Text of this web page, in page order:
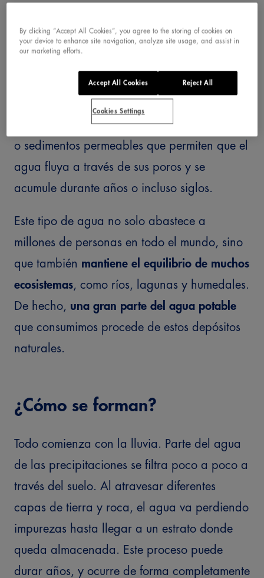
Lasaguas subterráneasson masas de agua
dulce que se almacenan bajo la superficie
terrestre, en formaciones geológicas
acuíferos. Estos acuíferos funcionan
como grandes esponjas naturales: son rocas
o sedimentos permeables que permiten que el
agua fluya a través de sus poros y se
acumule durante años o incluso siglos.
Este tipo de agua no solo abastece a
millones de personas en todo el mundo, sino
que también mantiene el equilibrio de muchos
ecosistemas, como ríos, lagunas y humedales.
De hecho, una gran parte del agua potable
que consumimos procede de estos depósitos
naturales.
¿Cómo se forman?
Todo comienza con la lluvia. Parte del agua
de las precipitaciones se filtra poco a poco a
través del suelo. Al atravesar diferentes
capas de tierra y roca, el agua va perdiendo
impurezas hasta llegar a un estrato donde
queda almacenada. Este proceso puede
durar años, y ocurre de forma completamente
By clicking “Accept All Cookies”, you agree to the storing of cookies on
your device to enhance site navigation, analyze site usage, and assist in
our marketing efforts.
Reject All
Accept All Cookies
Cookies Settings